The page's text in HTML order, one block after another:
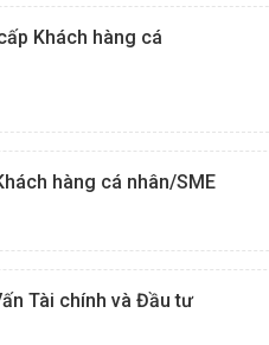
Khách hàng cá
hàng cá nhân/SME
Tài chính và Đầu tư